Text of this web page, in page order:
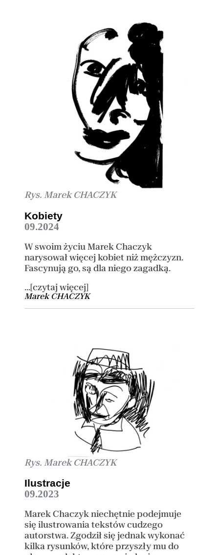
Rys. Marek CHACZYK
Kobiety
09.2024
W swoim życiu Marek Chaczyk
narysował więcej kobiet niż mężczyzn.
Fascynują go, są dla niego zagadką.
...[czytaj więcej]
Marek CHACZYK
Rys. Marek CHACZYK
Ilustracje
09.2023
Marek Chaczyk niechętnie podejmuje
się ilustrowania tekstów cudzego
autorstwa. Zgodził się jednak wykonać
kilka rysunków, które przyszły mu do